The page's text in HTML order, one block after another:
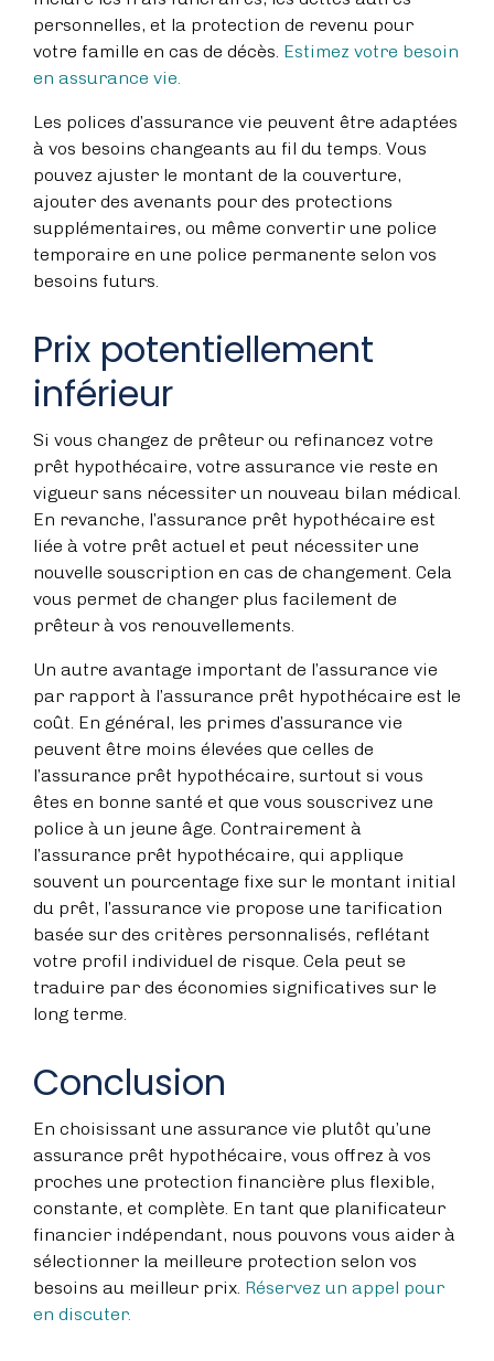
personnelles, et la protection de revenu pour
votre famille en cas de décès. Estimez votre besoin
en assurance vie.
Les polices d’assurance vie peuvent être adaptées
à vos besoins changeants au fil du temps. Vous
pouvez ajuster le montant de la couverture,
ajouter des avenants pour des protections
supplémentaires, ou même convertir une police
temporaire en une police permanente selon vos
besoins futurs.
Prix potentiellement
inférieur
Si vous changez de prêteur ou refinancez votre
prêt hypothécaire, votre assurance vie reste en
vigueur sans nécessiter un nouveau bilan médical.
En revanche, l’assurance prêt hypothécaire est
liée à votre prêt actuel et peut nécessiter une
nouvelle souscription en cas de changement. Cela
vous permet de changer plus facilement de
prêteur à vos renouvellements.
Un autre avantage important de l’assurance vie
par rapport à l’assurance prêt hypothécaire est le
coût. En général, les primes d’assurance vie
peuvent être moins élevées que celles de
l’assurance prêt hypothécaire, surtout si vous
êtes en bonne santé et que vous souscrivez une
police à un jeune âge. Contrairement à
l’assurance prêt hypothécaire, qui applique
souvent un pourcentage fixe sur le montant initial
du prêt, l’assurance vie propose une tarification
basée sur des critères personnalisés, reflétant
votre profil individuel de risque. Cela peut se
traduire par des économies significatives sur le
long terme.
Conclusion
En choisissant une assurance vie plutôt qu’une
assurance prêt hypothécaire, vous offrez à vos
proches une protection financière plus flexible,
constante, et complète. En tant que planificateur
financier indépendant, nous pouvons vous aider à
sélectionner la meilleure protection selon vos
besoins au meilleur prix. Réservez un appel pour
en discuter.